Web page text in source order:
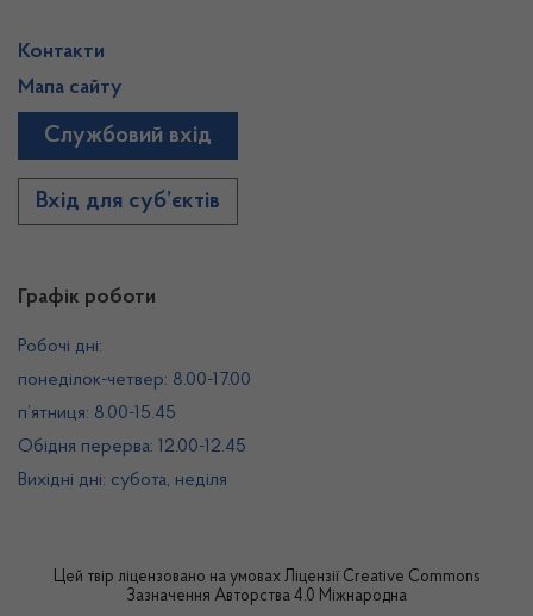
Графік роботи
Робочі дні:
понеділок-четвер: 8.00-17.00
п’ятниця: 8.00-15.45
Обідня перерва: 12.00-12.45
Вихідні дні: субота, неділя
Контакти
Мапа сайту
Службовий вхід
Вхід для суб’єктів
Цей твір ліцензовано на умовах Ліцензії Creative Commons
Зазначення Авторства 4.0 Міжнародна